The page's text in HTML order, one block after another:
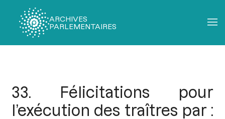
ARCHIVES
PARLEMENTAIRES
33. Félicitations pour
l’exécution des traîtres par :